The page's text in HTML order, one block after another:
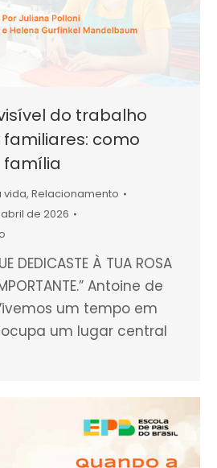
do trabalho
como
família
vida, Relacionamento
de 2026
DEDICASTE À TUA ROSA
Antoine de
um tempo em
um lugar central